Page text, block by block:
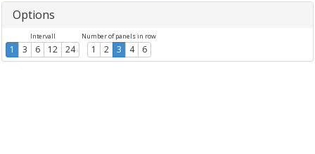
Options
Intervall
1 3 6 12 24
Number of panels in row
1 2 3 4 6